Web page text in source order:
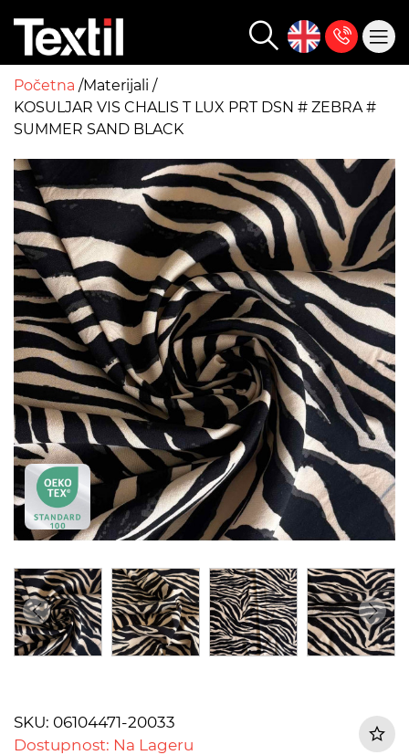
Početna Materijali
KOSULJAR VIS CHALIS T LUX PRT DSN # ZEBRA #
SUMMER SAND BLACK
SKU: 06104471-20033
Dostupnost: Na Lageru